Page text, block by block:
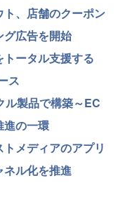
ト、店舗のクーポン
グ広告を開始
ータル支援する
ス
ル製品で構築～EC
進の一環
メディアのアプリ
ル化を推進